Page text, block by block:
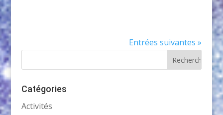
Entrées suivantes »
Catégories
Activités